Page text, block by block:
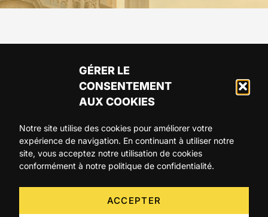
GÉRER LE
CONSENTEMENT
AUX COOKIES
Notre site utilise des cookies pour améliorer votre
expérience de navigation. En continuant à utiliser notre
site, vous acceptez notre utilisation de cookies
conformément à notre politique de confidentialité.
ACCEPTER
ARTICLES AGENDA A PROPOS